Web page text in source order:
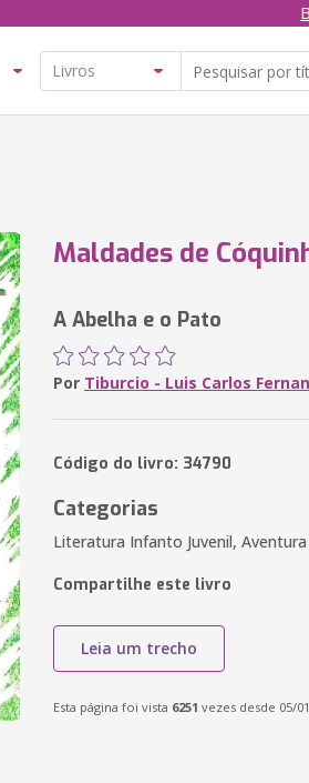
Maldades de
A Abelha e o Pato
Por Tiburcio - Luis Carlos
Código do livro: 34790
Categorias
Literatura Infanto Juvenil, Aventura
Compartilhe este livro
Leia um trecho
Esta página foi vista 6251 vezes desde 05/